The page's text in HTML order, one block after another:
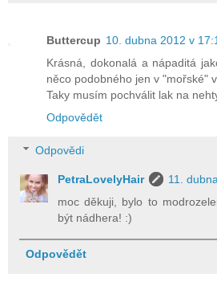
Buttercup 10. dubna 2012 v
Krásná, dokonalá a nápaditá
něco podobného jen v "mořské"
Taky musím pochválit lak na
Odpovědět
Odpovědi
PetraLovelyHair
11.
moc děkuji, bylo to
být nádhera! :)
Odpovědět